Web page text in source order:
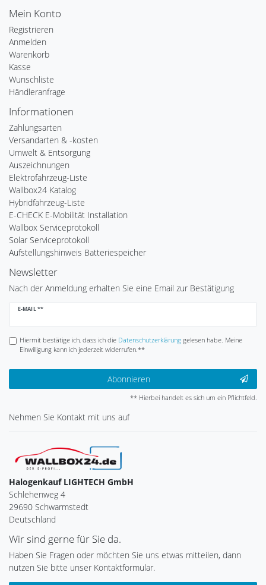
Mein Konto
Registrieren
Anmelden
Warenkorb
Kasse
Wunschliste
Händleranfrage
Informationen
Zahlungsarten
Versandarten & -kosten
Umwelt & Entsorgung
Auszeichnungen
Elektrofahrzeug-Liste
Wallbox24 Katalog
Hybridfahrzeug-Liste
E-CHECK E-Mobilität Installation
Wallbox Serviceprotokoll
Solar Serviceprotokoll
Aufstellungshinweis Batteriespeicher
Newsletter
Nach der Anmeldung erhalten Sie eine Email zur Bestätigung
E-MAIL **
Newsletter
Hiermit bestätige ich, dass ich die Daten­schutz­erklärunggelesen habe. Meine
Einwilligung kann ich jederzeit widerrufen.**
Abonnieren
** Hierbei handelt es sich um ein Pflichtfeld.
Nehmen Sie Kontakt mit uns auf
Halogenkauf LIGHTECH GmbH
Schlehenweg 4
29690 Schwarmstedt
Deutschland
Wir sind gerne für Sie da.
Haben Sie Fragen oder möchten Sie uns etwas mitteilen, dann
nutzen Sie bitte unser Kontaktformular.